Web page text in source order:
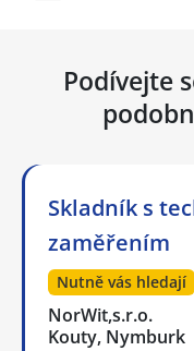
Podívejte
Skladník s
zaměřením
Nutně vás hledají
NorWit,s.r.o.
Kouty, Nymburk